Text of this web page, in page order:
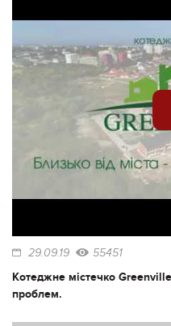
29.09.19 55451
Котеджне містечко
проблем.